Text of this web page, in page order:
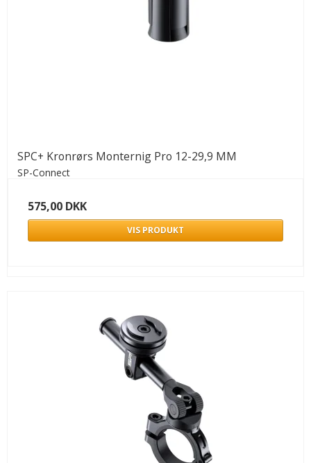
SPC+ Kronrørs Monternig Pro 12-29,9 MM
SP-Connect
575,00 DKK
VIS PRODUKT